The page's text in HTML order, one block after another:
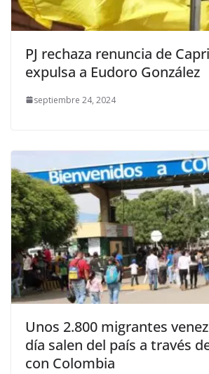
PJ rechaza renuncia de
expulsa a Eudoro González
septiembre 24, 2024
Unos 2.800 migrantes
día salen del país a través
con Colombia